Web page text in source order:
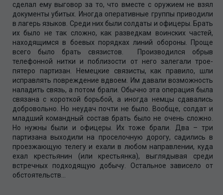
сделал ему выговор за то, что вместе с оружием не взял
документы убитых. Иногда оперативные группы приводили
в лагерь языков. Среди них были солдаты и офицеры. Брать
их было не так сложно, как разведкам воинских частей,
находящимся в боевых порядках линий обороны. Проще
всего было брать связистов. Производился обрыв
телефонной нитки и поблизости от него залегали трое-
пятеро партизан. Немецкие связисты, как правило, шли
исправлять повреждение вдвоем. Им давали возможность
наладить связь, а потом брали. Обычно эта операция была
связана с короткой борьбой, а иногда немцы сдавались
добровольно. Но неудач почти не было. Вообще, солдат и
младший командный состав брать было не очень сложно.
Но нужны были и офицеры. Их тоже брали. Два – три
партизана выходили на проселочную дорогу, садились в
проезжающую телегу и ехали в любом направлении, куда
ехал крестьянин (или крестьянка), выглядывая среди
встречных подходящую добычу. Остальное зависело от
обстоятельств…